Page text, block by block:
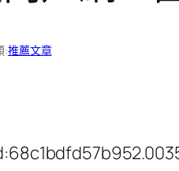
:推薦文章